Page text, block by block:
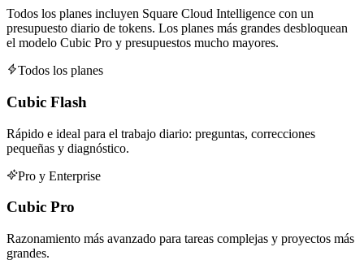
Todos los planes incluyen Square Cloud Intelligence con un
presupuesto diario de tokens. Los planes más grandes desbloquean
el modelo Cubic Pro y presupuestos mucho mayores.
Todos los planes
Cubic Flash
Rápido e ideal para el trabajo diario: preguntas, correcciones
pequeñas y diagnóstico.
Pro y Enterprise
Cubic Pro
Razonamiento más avanzado para tareas complejas y proyectos más
grandes.